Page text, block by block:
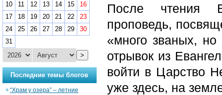
После чтения
проповедь,
«много званых,
отрывок из
войти в Царство
уже здесь, на
10
11 12 13 14 15
16
17
18 19 20 21 22
23
24
25 26 27 28 29
30
31
>
Последние темы блогов
“Храм у озера” – летние